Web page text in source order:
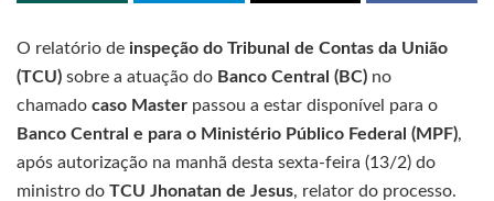
O relatório de inspeção do Tribunal de Contas da União
(TCU) sobre a atuação do Banco Central (BC) no
chamado caso Master passou a estar disponível para o
Banco Central e para o Ministério Público Federal (MPF),
após autorização na manhã desta sexta-feira (13/2) do
ministro do TCU Jhonatan de Jesus, relator do processo.